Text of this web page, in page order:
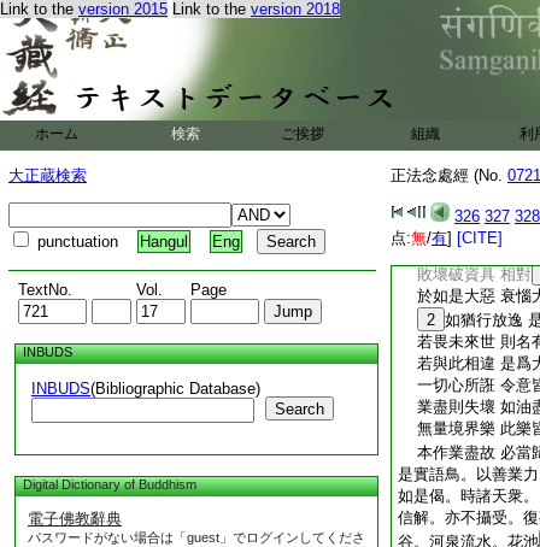
Link to the version 2015 Link to the version 2018
ホーム 検索 ご挨拶 組織 利
大正蔵検索
punctuation Hangul Eng
TextNo. Vol. Page
INBUDS
INBUDS(Bibliographic Database)
Search
Digital Dictionary of Buddhism
電子佛教辭典
パスワードがない場合は「guest」でログインしてくださ
正法念處經 (No.
326 327 328
点:無/有] [CITE]
一切衆生命 速疾
風行或迴旋 鳥去
命根既壞已 則無
以業速盡故 速到
死王甚勇健 必定
天多行放逸 爲樂
不覺必當得 無量
一切法無常 畢定
諸有法如是 是最
老能壞壯色 死能
敗壞破資具 相對
於如是大惡 衰惱
2 如猶行放逸
若畏未來世 則名
若與此相違 是爲
一切心所誑 令意
業盡則失壞 如油
無量境界樂 此樂
本作業盡故 必當
是實語鳥。以善業
如是偈。時諸天衆
信解。亦不攝受。
谷。河泉流水。花池